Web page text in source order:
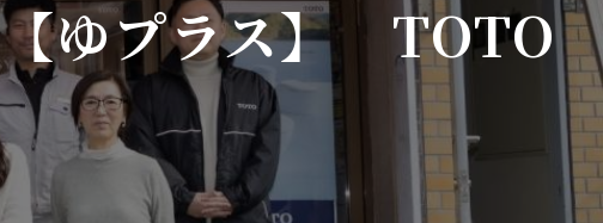
内装工事
メンテナンス
配管工事
交換
ゆプラス】 TOTO